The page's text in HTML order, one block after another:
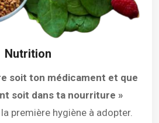
Nutrition
soit ton médicament et que
soit dans ta nourriture »
première hygiène à adopter.